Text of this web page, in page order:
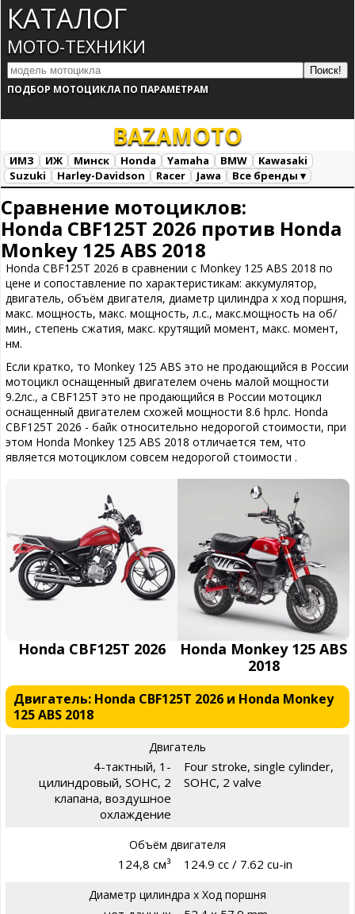
КАТАЛОГ
МОТО-ТЕХНИКИ
ПОДБОР МОТОЦИКЛА ПО ПАРАМЕТРАМ
BAZAMOTO
ИМЗ ИЖ Минск Honda Yamaha BMW
Kawasaki
Suzuki
Harley-Davidson Racer Jawa
Все бренды ▾
Сравнение мотоциклов:
Honda CBF125T 2026 против Honda
Monkey 125 ABS 2018
Honda CBF125T 2026 в сравнении с Monkey 125 ABS 2018 по
цене и сопоставление по характеристикам: аккумулятор,
двигатель, объём двигателя, диаметр цилиндра х ход поршня,
макс. мощность, макс. мощность, л.с., макс.мощность на об/
мин., степень сжатия, макс. крутящий момент, макс. момент,
нм.
Если кратко, то Monkey 125 ABS это не продающийся в России
мотоцикл оснащенный двигателем очень малой мощности
9.2лс., а CBF125T это не продающийся в России мотоцикл
оснащенный двигателем схожей мощности 8.6 hpлс. Honda
CBF125T 2026 - байк относительно недорогой стоимости, при
этом Honda Monkey 125 ABS 2018 отличается тем, что
является мотоциклом совсем недорогой стоимости .
Honda CBF125T 2026
Honda Monkey 125 ABS
2018
Двигатель: Honda CBF125T 2026 и Honda Monkey
125 ABS 2018
Двигатель
4-тактный, 1-
цилиндровый, SOHC, 2
клапана, воздушное
охлаждение
Four stroke, single cylinder,
SOHC, 2 valve
Объём двигателя
124,8 см³ 124.9 cc / 7.62 cu-in
Диаметр цилиндра х Ход поршня